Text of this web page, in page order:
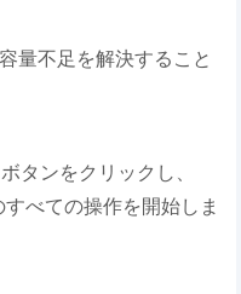
量不足を解決すること
タンをクリックし、
べての操作を開始しま